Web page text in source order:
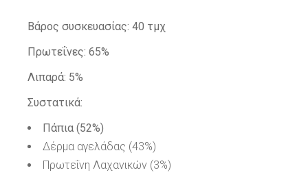
Βάρος συσκευασίας:40 τμχ
Πρωτεΐνες: 65%
Λιπαρά: 5%
Συστατικά:
Πάπια (52%)
Δέρμα αγελάδας (43%)
Πρωτεΐνη Λαχανικών (3%)